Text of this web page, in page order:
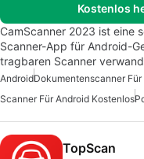
Kostenlos
CamScanner 2023 ist eine
Scanner-App für Android-
tragbaren Scanner
AndroidDokumentenscanner Für
Scanner Für Android Kostenlos
TopScan